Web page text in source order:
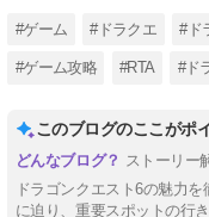
#ゲーム #ドラクエ #ド
#ゲーム攻略 #RTA #ド
このブログのここがポ
ストーリー
ドラゴンクエスト6の魅力
に迫り、重要スポットの行